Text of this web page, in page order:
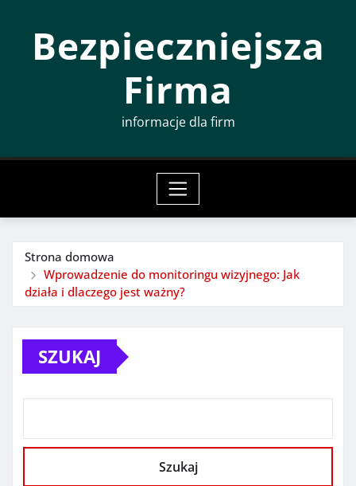
Bezpieczniejsza
Firma
informacje dla firm
Strona domowa
Wprowadzenie do monitoringu wizyjnego: Jak
działa i dlaczego jest ważny?
SZUKAJ
Szukaj